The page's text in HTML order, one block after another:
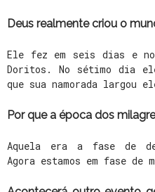
Deus realmente criou o
Ele fez em seis dias e
Doritos. No sétimo dia
que sua namorada largou
Por que a época dos
Aquela era a fase de
Agora estamos em fase de